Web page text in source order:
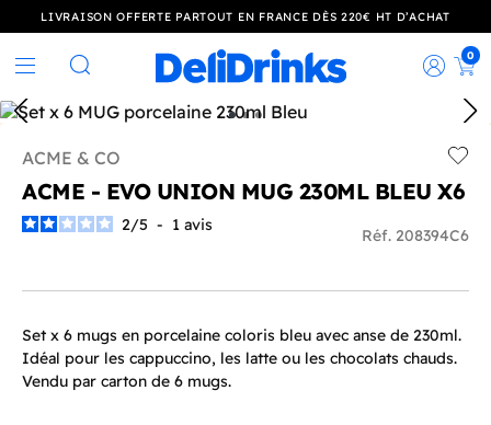
LIVRAISON OFFERTE PARTOUT EN FRANCE DÈS 220€ HT D’ACHAT
Rechercher
0
ACME & CO
ACME - EVO UNION MUG 230ML BLEU X6
2/5 - 1 avis
Réf. 208394C6
Set x 6 mugs en porcelaine coloris bleu avec anse de 230ml.
Idéal pour les cappuccino, les latte ou les chocolats chauds.
Vendu par carton de 6 mugs.